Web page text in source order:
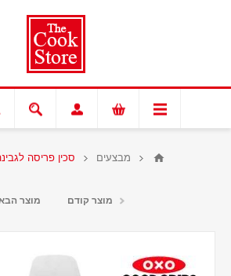
מבצעים סכין פריסה
מוצר קודם מוצר